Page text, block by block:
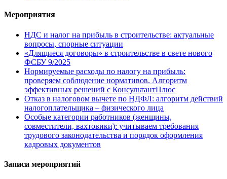
Мероприятия
НДС и налог на прибыль в строительстве: актуальные
вопросы, спорные ситуации
«Длящиеся договоры» в строительстве в свете нового
ФСБУ 9/2025
Нормируемые расходы по налогу на прибыль:
проверяем соблюдение нормативов. Алгоритм
эффективных решений с КонсультантПлюс
Отказ в налоговом вычете по НДФЛ: алгоритм действий
налогоплательщика – физического лица
Особые категории работников (женщины,
совместители, вахтовики): учитываем требования
трудового законодательства и порядок оформления
кадровых документов
Записи мероприятий